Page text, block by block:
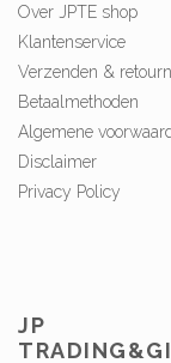
Over JPTE shop
Klantenservice
Verzenden &
Betaalmethoden
Algemene
Disclaimer
Privacy Policy
JP